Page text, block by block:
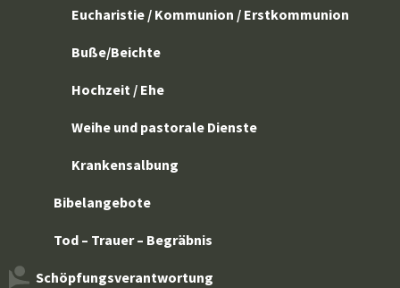
Eucharistie / Kommunion / Erstkommunion
Buße/Beichte
Hochzeit / Ehe
Weihe und pastorale Dienste
Krankensalbung
Bibelangebote
Tod – Trauer – Begräbnis
Schöpfungsverantwortung